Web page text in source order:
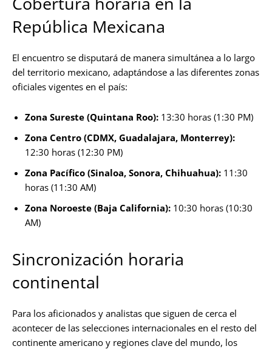
República Mexicana
El encuentro se disputará de manera simultánea a lo largo
del territorio mexicano, adaptándose a las diferentes zonas
oficiales vigentes en el país:
Zona Sureste (Quintana Roo): 13:30 horas (1:30 PM)
Zona Centro (CDMX, Guadalajara, Monterrey):
12:30 horas (12:30 PM)
Zona Pacífico (Sinaloa, Sonora, Chihuahua): 11:30
horas (11:30 AM)
Zona Noroeste (Baja California): 10:30 horas (10:30
AM)
Sincronización horaria
continental
Para los aficionados y analistas que siguen de cerca el
acontecer de las selecciones internacionales en el resto del
continente americano y regiones clave del mundo, los